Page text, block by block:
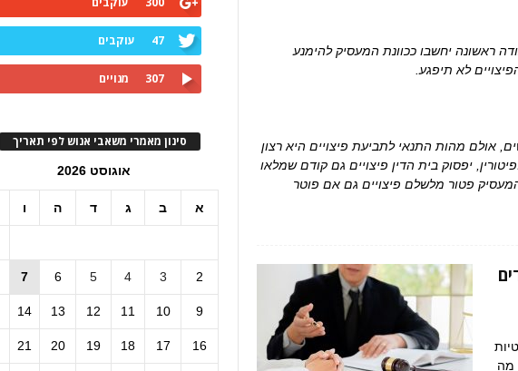
ראשונה יחשבו ככוונת המעסיק להימנע
לא תיפגע.
שנת עבודה ראשונה מתייחסת למעל 11 חודשים, אולם מהות התנאי לתביעת פיצויים היא רצון
יפסוק בית הדין פיצויים גם קודם שמלאו
המעסיק פטור מלשלם פיצויים גם אם פוטר
מה
47 עוקבים
307 מנויים
סינון מאמרי משאבי אנוש לפי תאריך
אוגוסט 2026
א ב ג ד ה ו
2
3
4
5
6
7
9
10
11
12
13
14
16
17
18
19
20
21